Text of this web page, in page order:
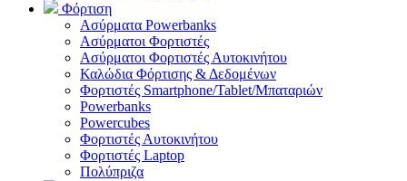
Φόρτιση
Ασύρματα Powerbanks
Aσύρματοι Φορτιστές
Ασύρματοι Φορτιστές Αυτοκινήτου
Καλώδια Φόρτισης & Δεδομένων
Φορτιστές Smartphone/Tablet/Μπαταριών
Powerbanks
Powercubes
Φορτιστές Αυτοκινήτου
Φορτιστές Laptop
Πολύπριζα